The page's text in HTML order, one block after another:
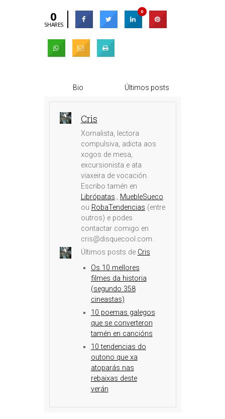
0
SHARES
0
Bio Últimos posts
Cris
Xornalista, lectora
compulsiva, adicta aos
xogos de mesa,
excursionista e ata
viaxeira de vocación.
Escribo tamén en
Librópatas., MuebleSueco.
ou RobaTendencias (entre
outros) e podes
contactar comigo en
cris@disquecool.com.
Últimos posts de Cris
Os 10 mellores
filmes da historia
(segundo 358
cineastas)
10 poemas galegos
que se converteron
tamén en cancións
10 tendencias do
outono que xa
atoparás nas
rebaixas deste
verán